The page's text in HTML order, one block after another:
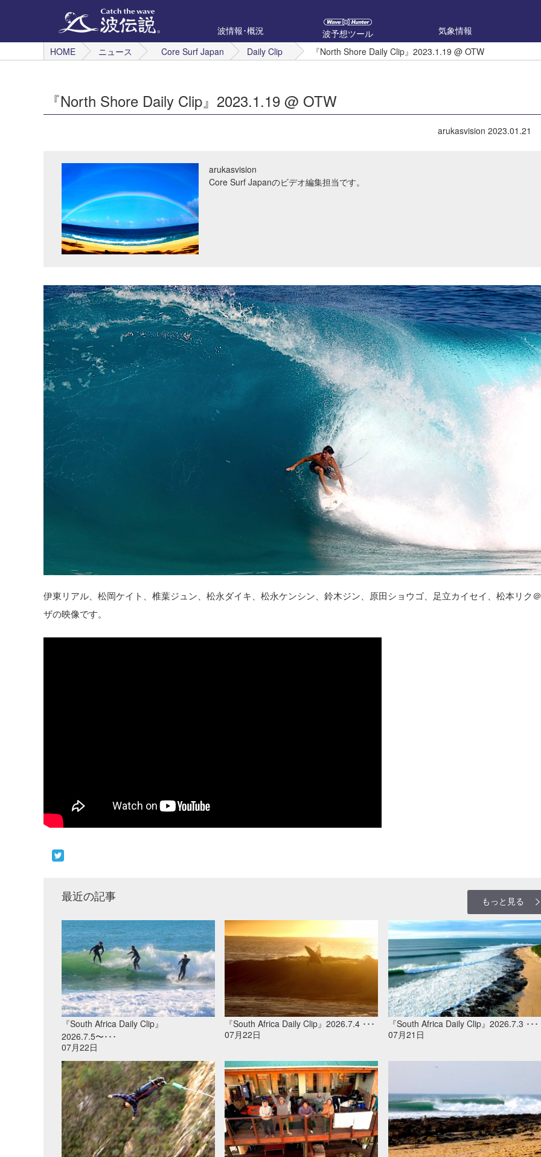
波情報･概況 波予想ツール
気象情報
HOME
ニュース Core Surf Japan Daily Clip 『North Shore Daily Clip』2023.1.19 @ OTW
『North Shore Daily Clip』2023.1.19 @ OTW
arukasvision 2023.01.21
arukasvision
Core Surf Japanのビデオ編集担当です。
伊東リアル、松岡ケイト、椎葉ジュン、松永ダイキ、松永ケンシン、鈴木ジン、原田ショウゴ、足立カイセイ、松本リク
ザの映像です。
最近の記事 もっと見る
『South Africa Daily Clip』
2026.7.5〜･･･
07月22日
『South Africa Daily Clip』2026.7.4 ･･･
07月22日
『South Africa Daily Clip』2026.7.3 ･･･
07月21日